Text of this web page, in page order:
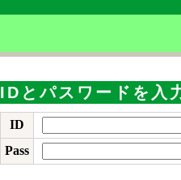
IDとパスワードを入
ID
Pass